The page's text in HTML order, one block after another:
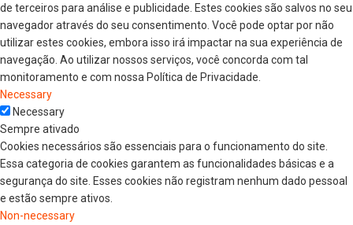
de terceiros para análise e publicidade. Estes cookies são salvos no seu
navegador através do seu consentimento. Você pode optar por não
utilizar estes cookies, embora isso irá impactar na sua experiência de
navegação. Ao utilizar nossos serviços, você concorda com tal
monitoramento e com nossa Política de Privacidade.
Necessary
Necessary
Sempre ativado
Cookies necessários são essenciais para o funcionamento do site.
Essa categoria de cookies garantem as funcionalidades básicas e a
segurança do site. Esses cookies não registram nenhum dado pessoal
e estão sempre ativos.
Non-necessary